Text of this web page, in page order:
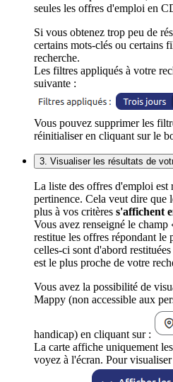
seules les offres d'emploi en
Si vous obtenez trop peu de
certains mots-clés ou certains
recherche.
Les filtres appliqués à votre
suivante :
Vous pouvez supprimer les
réinitialiser en cliquant sur le
3. Visualiser les résultats de
La liste des offres d'emploi est
pertinence. Cela veut dire que
plus à vos critères s'affichent
Vous avez renseigné le
restitue les offres répondant le
celles-ci sont d'abord
est le plus proche de votre
Vous avez la possibilité de
Mappy (non accessible aux
handicap) en cliquant sur :
La carte affiche uniquement
voyez à l'écran. Pour